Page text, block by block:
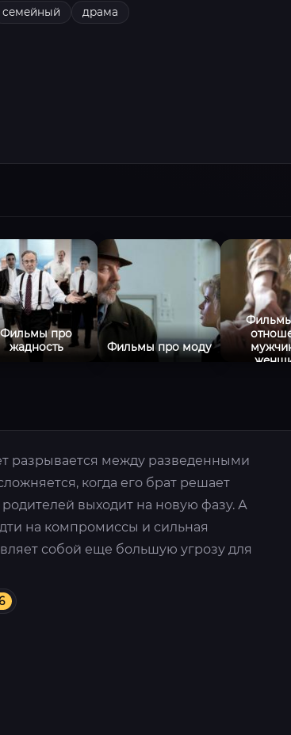
семейный драма
Фильмы про
жадность
Фильмы про моду
разрывается между разведенными
когда его брат решает
выходит на новую фазу. А
на компромиссы и сильная
собой еще большую угрозу для